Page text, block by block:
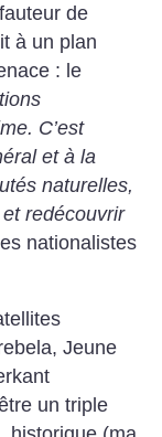
de
à un plan
: le
C’est
et à la
naturelles,
redécouvrir
nationalistes
Jeune
un triple